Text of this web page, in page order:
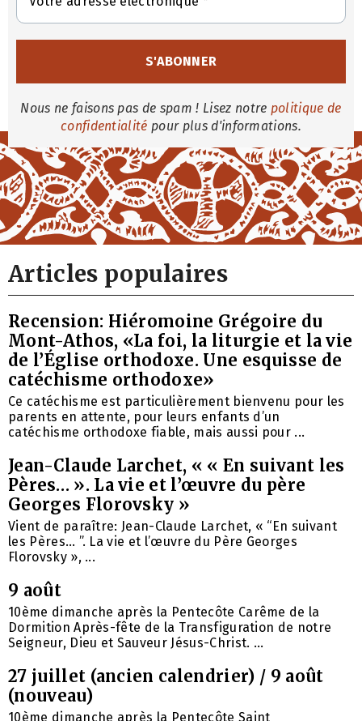
Nous ne faisons pas de spam ! Lisez notre politique de
confidentialité pour plus d'informations.
Articles populaires
Recension: Hiéromoine Grégoire du
Mont-Athos, «La foi, la liturgie et la vie
de l’Église orthodoxe. Une esquisse de
catéchisme orthodoxe»
Ce catéchisme est particulièrement bienvenu pour les
parents en attente, pour leurs enfants d’un
catéchisme orthodoxe fiable, mais aussi pour ...
Jean-Claude Larchet, « « En suivant les
Pères… ». La vie et l’œuvre du père
Georges Florovsky »
Vient de paraître: Jean-Claude Larchet, « “En suivant
les Pères… ”. La vie et l’œuvre du Père Georges
Florovsky », ...
9 août
10ème dimanche après la Pentecôte Carême de la
Dormition Après-fête de la Transfiguration de notre
Seigneur, Dieu et Sauveur Jésus-Christ. ...
27 juillet (ancien calendrier) / 9 août
(nouveau)
10ème dimanche après la Pentecôte Saint